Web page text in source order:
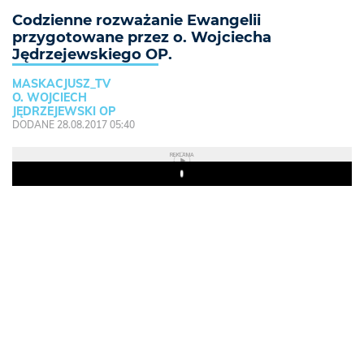
Codzienne rozważanie Ewangelii
przygotowane przez o. Wojciecha
Jędrzejewskiego OP.
MASKACJUSZ_TV
O. WOJCIECH
JĘDRZEJEWSKI OP
DODANE 28.08.2017 05:40
REKLAMA
Play